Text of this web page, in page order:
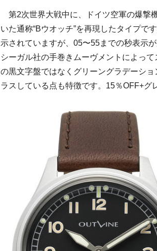
第2次世界大戦中に、ドイツ空軍の爆撃
いた通称“Bウオッチ”を再現したタイプで
示されていますが、05〜55までの秒表示
シーガル社の手巻きムーヴメントによっ
の黒文字盤ではなくグリーングラデーシ
ラスしている点も特徴です。15％OFF+グ